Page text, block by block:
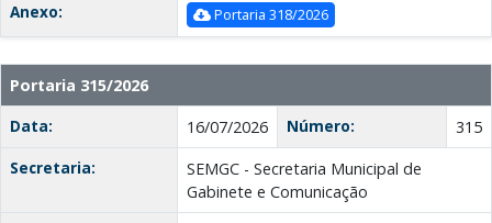
Anexo:
Portaria 318/2026
Portaria 315/2026
Data:
16/07/2026 Número:
315
Secretaria:
SEMGC - Secretaria Municipal de
Gabinete e Comunicação